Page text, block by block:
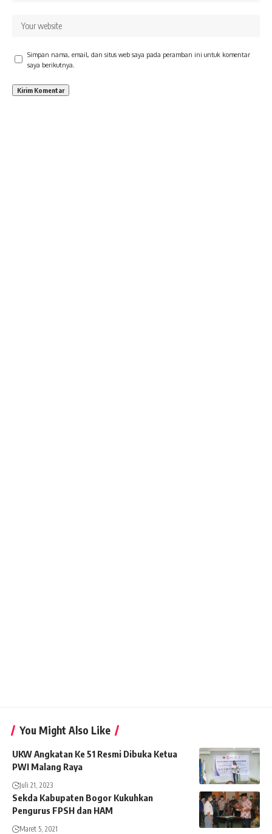
Simpan nama, email, dan situs web saya pada peramban ini untuk komentar
saya berikutnya.
You Might Also Like
UKW Angkatan Ke 51 Resmi Dibuka Ketua
PWI Malang Raya
Juli 21, 2023
Sekda Kabupaten Bogor Kukuhkan
Pengurus FPSH dan HAM
Maret 5, 2021